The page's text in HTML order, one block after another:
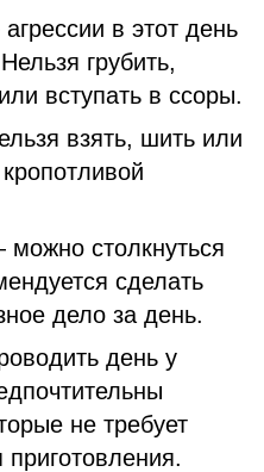
в этот день
грубить,
вступать в ссоры.
взять, шить или
столкнуться
сделать
дело за день.
день у
не требует
приготовления.